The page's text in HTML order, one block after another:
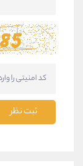
ثبت نظر